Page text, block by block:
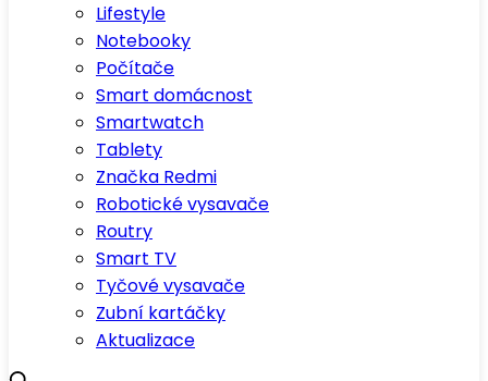
Lifestyle
Notebooky
Počítače
Smart domácnost
Smartwatch
Tablety
Značka Redmi
Robotické vysavače
Routry
Smart TV
Tyčové vysavače
Zubní kartáčky
Aktualizace